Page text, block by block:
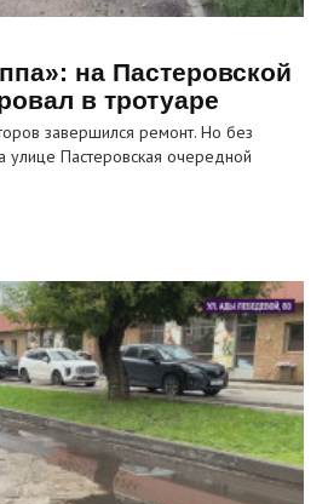
на Пастеровской
в тротуаре
завершился ремонт. Но без
Пастеровская очередной